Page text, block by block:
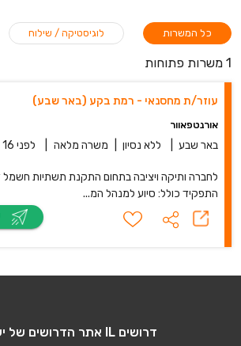
לוגיסטיקה / שילוח כל המשרות
1 משרות פתוחות
עוזר/ת מחסנאי - רמת בקע (באר שבע)
אורנטפאוור
באר שבע ללא נסיון משרה מלאה לפני 16 שעות
לחברה ותיקה ויציבה בתחום התקנת תשתיות
התפקיד כולל: סיוע למנהל המ...
דרושים IL אתר הדרושים של ישראל